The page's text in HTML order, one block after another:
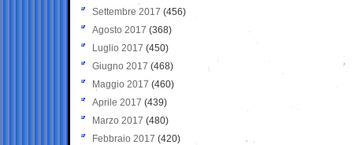
Settembre 2017 (456)
Agosto 2017 (368)
Luglio 2017 (450)
Giugno 2017 (468)
Maggio 2017 (460)
Aprile 2017 (439)
Marzo 2017 (480)
Febbraio 2017 (420)